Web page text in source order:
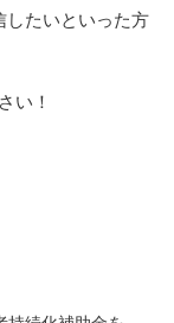
したいといった方
い！